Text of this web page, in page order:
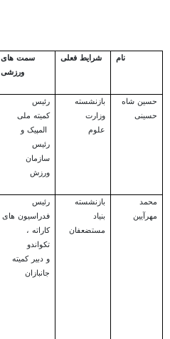
نام شرایط فعلی
سمت های
ورزشی
حسین شاه
حسینی
بازنشسته
وزارت
علوم
رئیس
کمیته ملی
المپیک و
رئیس
سازمان
ورزش
محمد
مهرآیین
بازنشسته
بنیاد
مستضعفان
رئیس
فدراسیون های
کاراته ،
تکواندو
و دبیر کمیته
جانبازان